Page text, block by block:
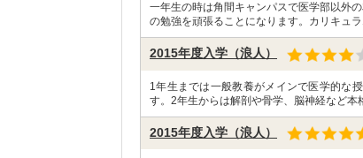
一年生の時は角間キャンパスで医学部以外
の勉強を頑張ることになります。カリキュ
2015年度入学（浪人）
1年生までは一般教養がメインで医学的な
す。2年生からは解剖や骨学、脳神経など
2015年度入学（浪人）